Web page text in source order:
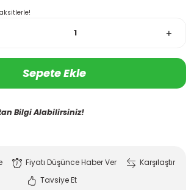
Sepete Ekle
Bilgi Alabilirsiniz!
Fiyatı Düşünce Haber Ver
Karşılaştır
Tavsiye Et